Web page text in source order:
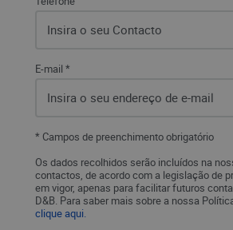
E-mail *
* Campos de preenchimento obrigatório
Os dados recolhidos serão incluídos na
contactos, de acordo com a legislação de
em vigor, apenas para facilitar futuros
D&B. Para saber mais sobre a nossa
clique aqui.